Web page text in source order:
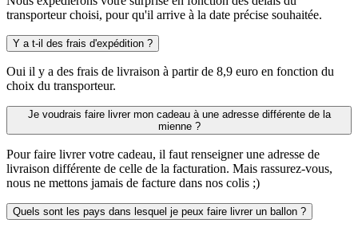
transporteur choisi, pour qu'il arrive à la date précise souhaitée.
Y a t-il des frais d'expédition ?
Oui il y a des frais de livraison à partir de 8,9 euro en fonction du
choix du transporteur.
Je voudrais faire livrer mon cadeau à une adresse différente de la
mienne ?
Pour faire livrer votre cadeau, il faut renseigner une adresse de
livraison différente de celle de la facturation. Mais rassurez-vous,
nous ne mettons jamais de facture dans nos colis ;)
Quels sont les pays dans lesquel je peux faire livrer un ballon ?